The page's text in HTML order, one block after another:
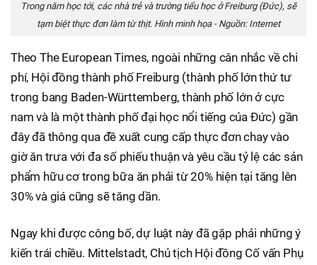
Trong năm học tới, các nhà trẻ và trường tiểu học ở Freiburg (Đức), sẽ
tạm biệt thực đơn làm từ thịt. Hình minh họa - Nguồn: Internet
Theo The European Times, ngoài những cân nhắc về chi
phí, Hội đồng thành phố Freiburg (thành phố lớn thứ tư
trong bang Baden-Württemberg, thành phố lớn ở cực
nam và là một thành phố đại học nổi tiếng của Đức) gần
đây đã thông qua đề xuất cung cấp thực đơn chay vào
giờ ăn trưa với đa số phiếu thuận và yêu cầu tỷ lệ các sản
phẩm hữu cơ trong bữa ăn phải từ 20% hiện tại tăng lên
30% và giá cũng sẽ tăng dần.
Ngay khi được công bố, dự luật này đã gặp phải những ý
kiến trái chiều. Mittelstadt, Chủ tịch Hội đồng Cố vấn Phụ